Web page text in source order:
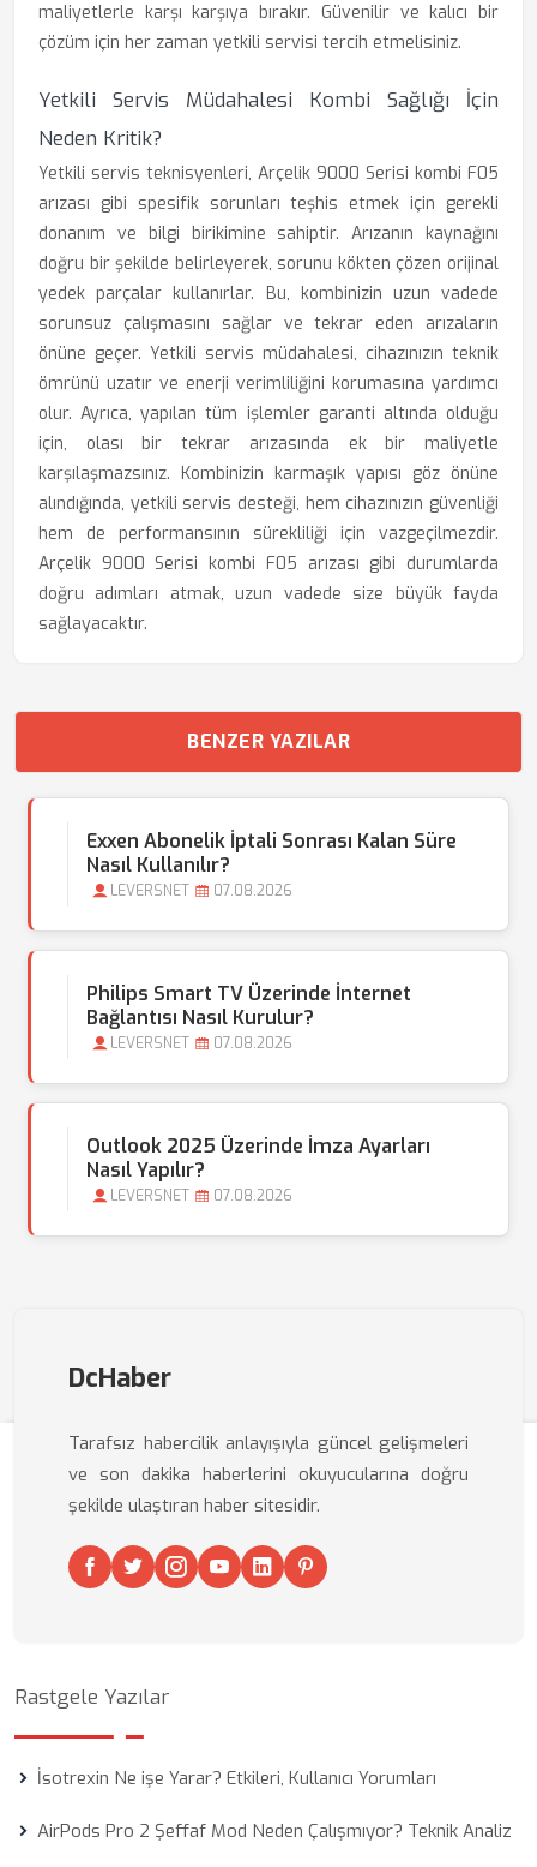
maliyetlerle karşı karşıya bırakır. Güvenilir ve kalıcı bir
çözüm için her zaman yetkili servisi tercih etmelisiniz.
Yetkili Servis Müdahalesi Kombi Sağlığı İçin
Neden Kritik?
Yetkili servis teknisyenleri, Arçelik 9000 Serisi kombi F05
arızası gibi spesifik sorunları teşhis etmek için gerekli
donanım ve bilgi birikimine sahiptir. Arızanın kaynağını
doğru bir şekilde belirleyerek, sorunu kökten çözen orijinal
yedek parçalar kullanırlar. Bu, kombinizin uzun vadede
sorunsuz çalışmasını sağlar ve tekrar eden arızaların
önüne geçer. Yetkili servis müdahalesi, cihazınızın teknik
ömrünü uzatır ve enerji verimliliğini korumasına yardımcı
olur. Ayrıca, yapılan tüm işlemler garanti altında olduğu
için, olası bir tekrar arızasında ek bir maliyetle
karşılaşmazsınız. Kombinizin karmaşık yapısı göz önüne
alındığında, yetkili servis desteği, hem cihazınızın güvenliği
hem de performansının sürekliliği için vazgeçilmezdir.
Arçelik 9000 Serisi kombi F05 arızası gibi durumlarda
doğru adımları atmak, uzun vadede size büyük fayda
sağlayacaktır.
BENZER YAZILAR
Exxen Abonelik İptali Sonrası Kalan Süre
Nasıl Kullanılır?
LEVERSNET 07.08.2026
Philips Smart TV Üzerinde İnternet
Bağlantısı Nasıl Kurulur?
LEVERSNET 07.08.2026
Outlook 2025 Üzerinde İmza Ayarları
Nasıl Yapılır?
LEVERSNET 07.08.2026
DcHaber
Tarafsız habercilik anlayışıyla güncel gelişmeleri
ve son dakika haberlerini okuyucularına doğru
şekilde ulaştıran haber sitesidir.
Rastgele Yazılar
İsotrexin Ne işe Yarar? Etkileri, Kullanıcı Yorumları
AirPods Pro 2 Şeffaf Mod Neden Çalışmıyor? Teknik Analiz